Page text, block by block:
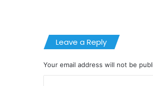
Leave a Reply
Your email address will not be